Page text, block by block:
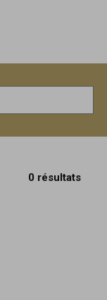
0 résultats